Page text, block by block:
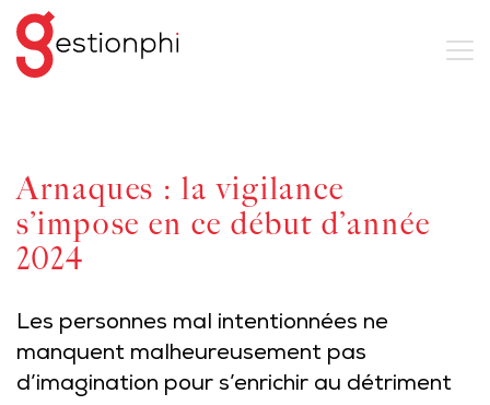
Arnaques : la vigilance
s’impose en ce début d’année
2024
Les personnes mal intentionnées ne
manquent malheureusement pas
d’imagination pour s’enrichir au détriment